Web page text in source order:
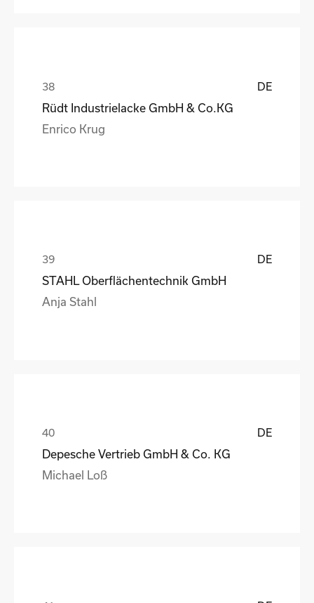
DE
Rüdt Industrielacke GmbH & Co.KG
Enrico Krug
DE
STAHL Oberflächentechnik GmbH
Anja Stahl
DE
Depesche Vertrieb GmbH & Co. KG
Michael Loß